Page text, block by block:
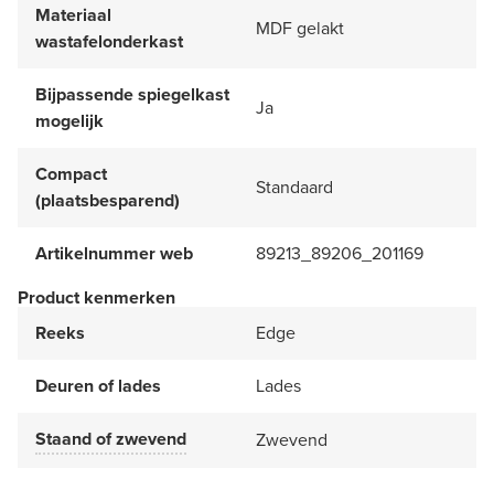
Materiaal
wastafelonderkast
MDF gelakt
Bijpassende spiegelkast
mogelijk
Ja
Compact
(plaatsbesparend)
Standaard
Artikelnummer web
89213_89206_201169
Product kenmerken
Reeks
Edge
Deuren of lades Lades
Staand of zwevend Zwevend